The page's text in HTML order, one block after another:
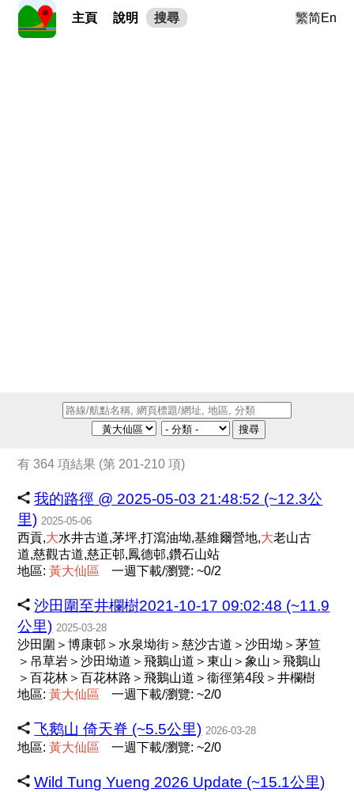
主頁 說明 搜尋 繁简En
搜尋
有 364 項結果 (第 201-210 項)
我的路徑 @ 2025-05-03 21:48:52 (~12.3公
里) 2025-05-06
西貢,大水井古道,茅坪,打瀉油坳,基維爾營地,大老山古
道,慈觀古道,慈正邨,鳳德邨,鑽石山站
地區:黃大仙區 一週下載/瀏覽: ~0/2
沙田圍至井欄樹2021-10-17 09:02:48 (~11.9
公里) 2025-03-28
沙田圍＞博康邨＞水泉坳街＞慈沙古道＞沙田坳＞茅笪
＞吊草岩＞沙田坳道＞飛鵝山道＞東山＞象山＞飛鵝山
＞百花林＞百花林路＞飛鵝山道＞衞徑第4段＞井欄樹
地區:黃大仙區 一週下載/瀏覽: ~2/0
飞鹅山 倚天脊 (~5.5公里) 2026-03-28
地區:黃大仙區 一週下載/瀏覽: ~2/0
Wild Tung Yueng 2026 Update (~15.1公里)